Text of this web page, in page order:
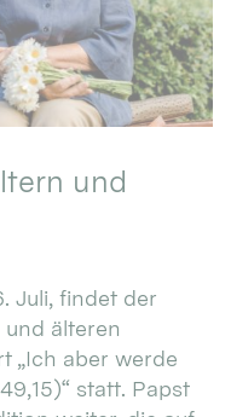
und
Juli, findet der
älteren
„Ich aber werde
statt. Papst